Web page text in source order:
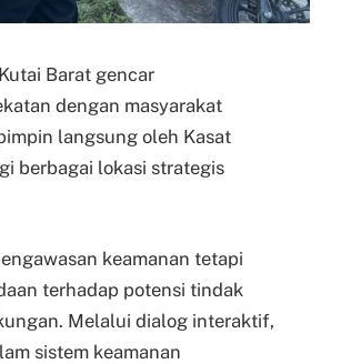
Barat gencar
dengan masyarakat
langsung oleh Kasat
berbagai lokasi strategis
keamanan tetapi
terhadap potensi tindak
Melalui dialog interaktif,
sistem keamanan